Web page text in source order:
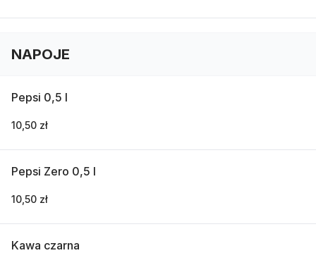
NAPOJE
Pepsi 0,5 l
10,50 zł
Pepsi Zero 0,5 l
10,50 zł
Kawa czarna